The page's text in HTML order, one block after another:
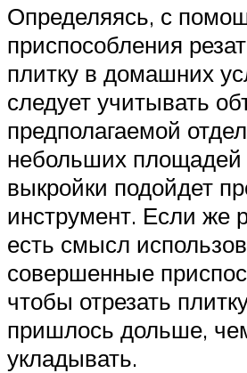
Определяясь, с
приспособления
плитку в домашних
следует учитывать
предполагаемой
небольших площадей
выкройки подойдет
инструмент. Если же
есть смысл
совершенные
чтобы отрезать
пришлось дольше,
укладывать.